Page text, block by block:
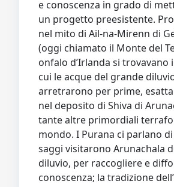
e conoscenza in grado di
un progetto preesistente.
nel mito di Ail-na-Mirenn di
(oggi chiamato il Monte del
onfalo d’Irlanda si trovavano
cui le acque del grande
arretrarono per prime,
nel deposito di Shiva di
tante altre primordiali
mondo. I Purana ci parlano
saggi visitarono Arunachala
diluvio, per raccogliere e
conoscenza; la tradizione